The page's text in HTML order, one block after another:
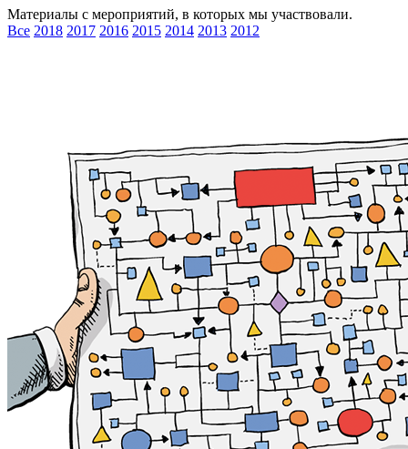
Материалы с мероприятий, в которых мы участвовали.
Все 2018 2017 2016 2015 2014 2013 2012